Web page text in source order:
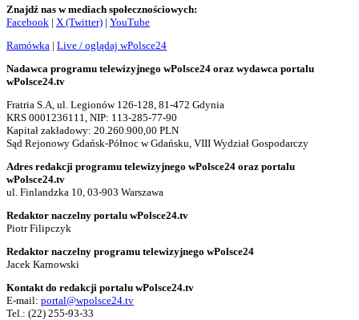
Znajdź nas w mediach społecznościowych:
Facebook | X (Twitter) | YouTube
Ramówka | Live / oglądaj wPolsce24
Nadawca programu telewizyjnego wPolsce24 oraz wydawca portalu
wPolsce24.tv
Fratria S.A, ul. Legionów 126-128, 81-472 Gdynia
KRS 0001236111, NIP: 113-285-77-90
Kapitał zakładowy: 20.260.900,00 PLN
Sąd Rejonowy Gdańsk-Północ w Gdańsku, VIII Wydział Gospodarczy
Adres redakcji programu telewizyjnego wPolsce24 oraz portalu
wPolsce24.tv
ul. Finlandzka 10, 03-903 Warszawa
Redaktor naczelny portalu wPolsce24.tv
Piotr Filipczyk
Redaktor naczelny programu telewizyjnego wPolsce24
Jacek Karnowski
Kontakt do redakcji portalu wPolsce24.tv
E-mail: portal@wpolsce24.tv
Tel.: (22) 255-93-33